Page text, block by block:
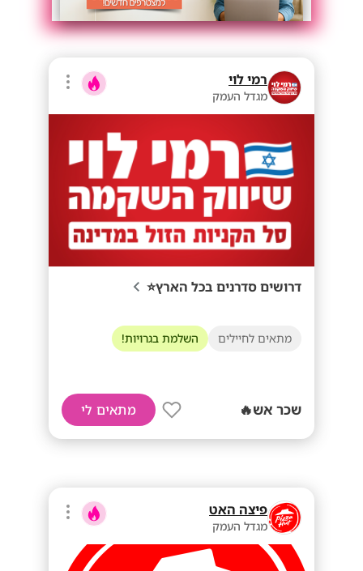
רמי לוי
מגדל העמק
דרושים סדרנים בכל הארץ⭐
מתאים לחיילים השלמת בגרויות!
שכר אש🔥 מתאים לי
פיצה האט
מגדל העמק